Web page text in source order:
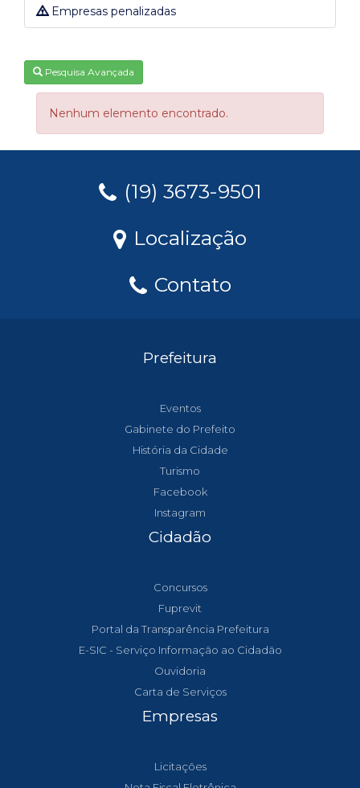
Empresas penalizadas
Pesquisa Avançada
Nenhum elemento encontrado.
(19) 3673-9501
Localização
Contato
Prefeitura
Eventos
Gabinete do Prefeito
História da Cidade
Turismo
Facebook
Instagram
Cidadão
Concursos
Fuprevit
Portal da Transparência Prefeitura
E-SIC - Serviço Informação ao Cidadão
Ouvidoria
Carta de Serviços
Empresas
Licitações